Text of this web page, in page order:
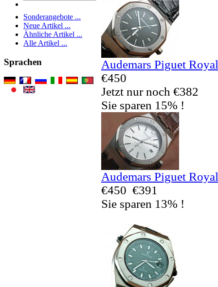
Sonderangebote ...
Neue Artikel ...
Ähnliche Artikel ...
Alle Artikel ...
Sprachen
Audemars Piguet
€450
Jetzt nur noch €382
Sie sparen 15% !
Audemars Piguet
€450 €391
Sie sparen 13% !